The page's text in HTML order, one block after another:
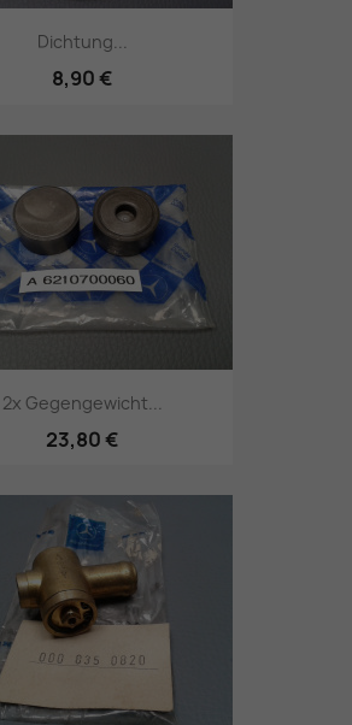
Dichtung...
8,90 €
2x Gegengewicht...
23,80 €